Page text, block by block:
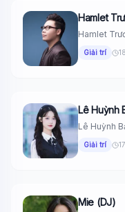
Hamlet
Hamlet
Giải trí
Lê Huỳnh
Lê Huỳnh
Giải trí
Mie (DJ)